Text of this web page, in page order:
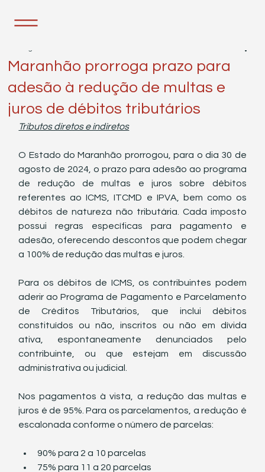
Maranhão prorroga prazo para
adesão à redução de multas e
juros de débitos tributários
Tributos diretos e indiretos
O Estado do Maranhão prorrogou, para o dia 30 de
agosto de 2024, o prazo para adesão ao programa
de redução de multas e juros sobre débitos
referentes ao ICMS, ITCMD e IPVA, bem como os
débitos de natureza não tributária. Cada imposto
possui regras específicas para pagamento e
adesão, oferecendo descontos que podem chegar
a 100% de redução das multas e juros.
Para os débitos de ICMS, os contribuintes podem
aderir ao Programa de Pagamento e Parcelamento
de Créditos Tributários, que inclui débitos
constituídos ou não, inscritos ou não em dívida
ativa, espontaneamente denunciados pelo
contribuinte, ou que estejam em discussão
administrativa ou judicial.
Nos pagamentos à vista, a redução das multas e
juros é de 95%. Para os parcelamentos, a redução é
escalonada conforme o número de parcelas:
90% para 2 a 10 parcelas
75% para 11 a 20 parcelas